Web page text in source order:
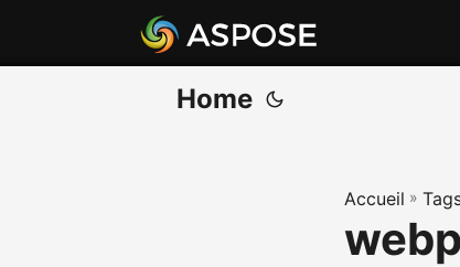
Home
Accueil »